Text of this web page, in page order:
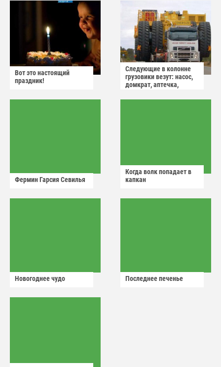
Вот это настоящий
праздник!
Следующие в колонне
грузовики везут: насос,
домкрат, аптечка,
Фермин Гарсия Севилья
Когда волк попадает в
капкан
Новогоднее чудо Последнее печенье